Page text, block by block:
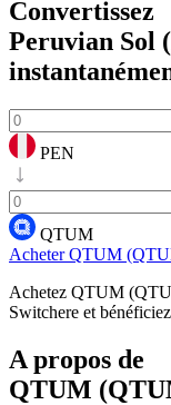
Convertissez
Peruvian Sol
PEN
QTUM
Acheter QTUM
Achetez QTUM
Switchere et
A propos de
QTUM